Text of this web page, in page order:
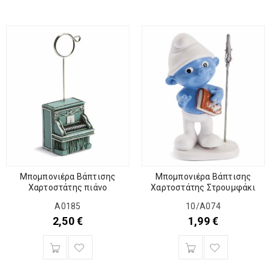
Μπομπονιέρα Βάπτισης
Χαρτοστάτης πιάνο
Α0185
2,50€
Μπομπονιέρα Βάπτισης
Χαρτοστάτης Στρουμφάκι
10/Α074
1,99€